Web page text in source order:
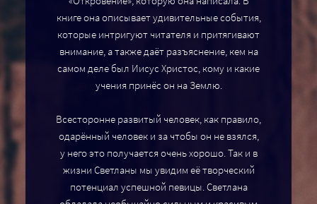
книге она описывает удивительные события,
которые интригуют читателя и притягивают
внимание, а также даёт разъяснение, кем на
самом деле был Иисус Христос, кому и какие
учения принёс он на Землю.
Всесторонне развитый человек, как правило,
одарённый человек и за чтобы он не взялся,
у него это получается очень хорошо. Так и в
жизни Светланы мы увидим её творческий
потенциал успешной певицы. Светлана